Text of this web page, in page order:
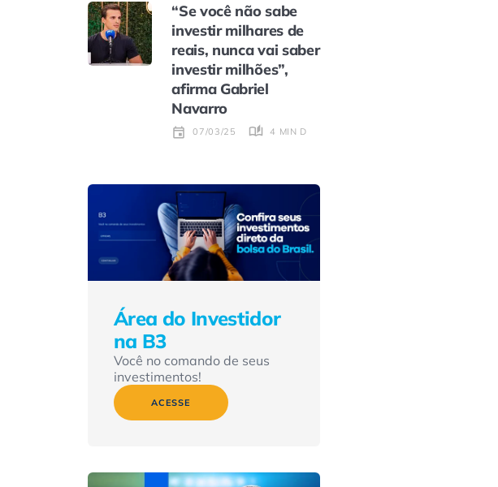
“Se você não sabe
investir milhares de
reais, nunca vai saber
investir milhões”,
afirma Gabriel
Navarro
07/03/25 4 MIN DE LEITURA
Área do Investidor
na B3
Você no comando de seus
investimentos!
ACESSE